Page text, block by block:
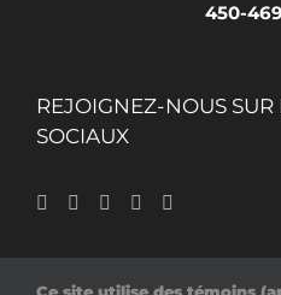
450-
REJOIGNEZ-NOUS SUR
SOCIAUX